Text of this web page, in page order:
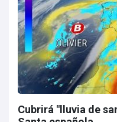
Cubrirá "lluvia de